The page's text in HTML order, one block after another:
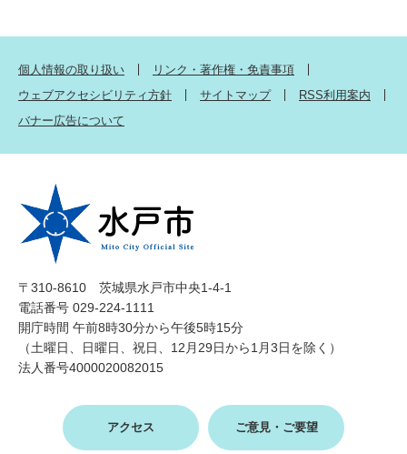
個人情報の取り扱い
リンク・著作権・免責事項
ウェブアクセシビリティ方針
サイトマップ
RSS利用案内
バナー広告について
〒310-8610 茨城県水戸市中央1-4-1
電話番号 029-224-1111
開庁時間 午前8時30分から午後5時15分
（土曜日、日曜日、祝日、12月29日から1月3日を除く）
法人番号4000020082015
アクセス ご意見・ご要望